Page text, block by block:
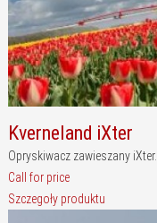
Kverneland iXter
Opryskiwacz zawieszany iXter.
Call for price
Szczegoły produktu